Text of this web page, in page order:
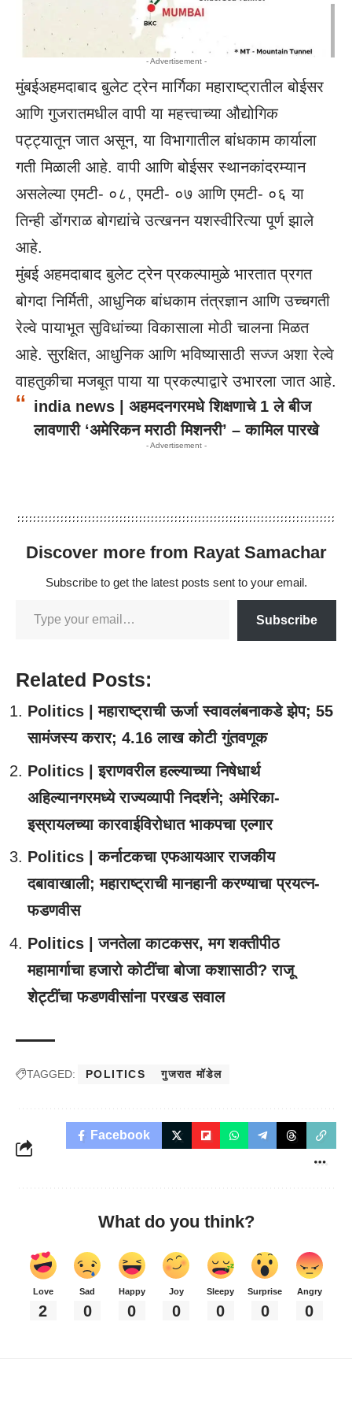
- Advertisement -
मुंबईअहमदाबाद बुलेट ट्रेन मार्गिका महाराष्ट्रातील बोईसर
आणि गुजरातमधील वापी या महत्त्वाच्या औद्योगिक
पट्ट्यातून जात असून, या विभागातील बांधकाम कार्याला
गती मिळाली आहे. वापी आणि बोईसर स्थानकांदरम्यान
असलेल्या एमटी- ०८, एमटी- ०७ आणि एमटी- ०६ या
तिन्ही डोंगराळ बोगद्यांचे उत्खनन यशस्वीरित्या पूर्ण झाले
आहे.
मुंबई अहमदाबाद बुलेट ट्रेन प्रकल्पामुळे भारतात प्रगत
बोगदा निर्मिती, आधुनिक बांधकाम तंत्रज्ञान आणि उच्चगती
रेल्वे पायाभूत सुविधांच्या विकासाला मोठी चालना मिळत
आहे. सुरक्षित, आधुनिक आणि भविष्यासाठी सज्ज अशा रेल्वे
वाहतुकीचा मजबूत पाया या प्रकल्पाद्वारे उभारला जात आहे.
india news | अहमदनगरमधे शिक्षणाचे 1 ले बीज
लावणारी ‘अमेरिकन मराठी मिशनरी’ – कामिल पारखे
- Advertisement -
Discover more from Rayat Samachar
Subscribe to get the latest posts sent to your email.
Subscribe
Related Posts:
Politics | महाराष्ट्राची ऊर्जा स्वावलंबनाकडे झेप; 55
सामंजस्य करार; 4.16 लाख कोटी गुंतवणूक
Politics | इराणवरील हल्ल्याच्या निषेधार्थ
अहिल्यानगरमध्ये राज्यव्यापी निदर्शने; अमेरिका-
इस्रायलच्या कारवाईविरोधात भाकपचा एल्गार
Politics | कर्नाटकचा एफआयआर राजकीय
दबावाखाली; महाराष्ट्राची मानहानी करण्याचा प्रयत्न-
फडणवीस
Politics | जनतेला काटकसर, मग शक्तीपीठ
महामार्गाचा हजारो कोटींचा बोजा कशासाठी? राजू
शेट्टींचा फडणवीसांना परखड सवाल
TAGGED: POLITICS गुजरात मॉडेल
Facebook
What do you think?
Love
2
Sad
0
Happy
0
Joy
0
Sleepy
0
Surprise
0
Angry
0